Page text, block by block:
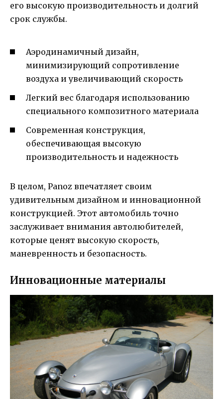
его высокую производительность и долгий
срок службы.
Аэродинамичный дизайн,
минимизирующий сопротивление
воздуха и увеличивающий скорость
Легкий вес благодаря использованию
специального композитного материала
Современная конструкция,
обеспечивающая высокую
производительность и надежность
В целом, Panoz впечатляет своим
удивительным дизайном и инновационной
конструкцией. Этот автомобиль точно
заслуживает внимания автолюбителей,
которые ценят высокую скорость,
маневренность и безопасность.
Инновационные материалы